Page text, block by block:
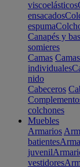
viscoelásticos
ensacados
espuma
Canapés y
somieres
Camas
individuales
nido
Cabeceros
colchones
Muebles
Armarios
batientes
juvenil
vestidores